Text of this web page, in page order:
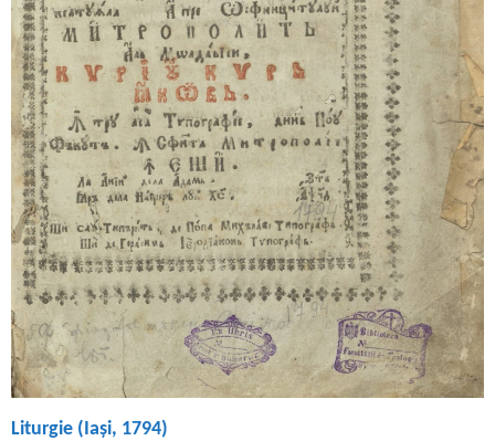
Liturgie (Iași, 1794)